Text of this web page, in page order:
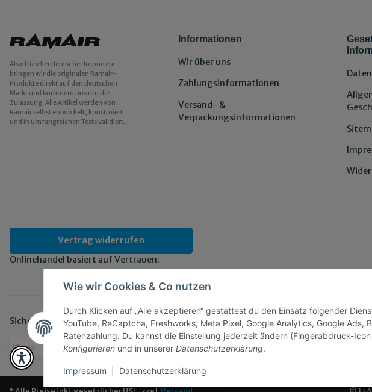
Wie wir Cookies & Co nutzen
Durch Klicken auf „Alle akzeptieren“ gestattest du den Einsatz folgender
YouTube, ReCaptcha, Freshworks, Meta Pixel, Google Analytics, Google Ads,
Ratenzahlung. Du kannst die Einstellung jederzeit ändern (Fingerabdruck-
Konfigurieren und in unserer Datenschutzerklärung.
Impressum Datenschutzerklärung
Als offizieller deutscher Importeur
bringen wir die originalen Ramair-
Produkte direkt auf den deutschen
Markt und kümmern uns um die
Zulassung. Alle Artikel werden von
Ramair selbst entwickelt, konstruiert
und in umfangreichen Tests validiert.
Informationen
Wir über uns
Zahlungsinformationen
Versand- &
Verpackungsinformationen
Vertrag widerrufen
Onlinehandel basiert auf Vertrauen:
Sicher bezahlen via: